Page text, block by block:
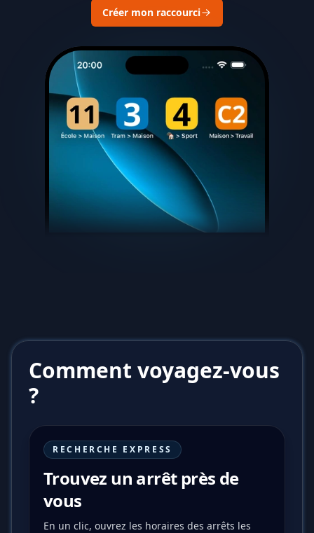
Créer mon raccourci
Comment voyagez-vous
?
RECHERCHE EXPRESS
Trouvez un arrêt près de
vous
En un clic, ouvrez les horaires des arrêts les